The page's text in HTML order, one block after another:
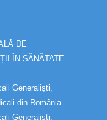
DE
ÎN SĂNĂTATE
Generalişti,
din România
Generalişti,